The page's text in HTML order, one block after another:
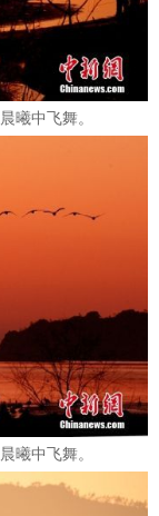
曦中飞舞。
曦中飞舞。